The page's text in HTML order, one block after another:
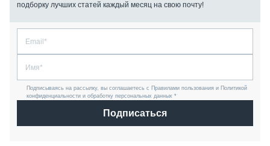
подборку лучших статей каждый месяц на свою почту!
Подписываясь на рассылку, вы соглашаетесь с Правилами пользования и Политикой
конфиденциальности и обработку персональных данных *
Подписаться